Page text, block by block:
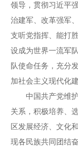
领导，贯彻习近平
治建军、改革强军
支听党指挥、能打
设成为世界一流军
队使命任务，充分
加社会主义现代化
中国共产党维护
关系，积极培养、
区发展经济、文化
现各民族共同团结